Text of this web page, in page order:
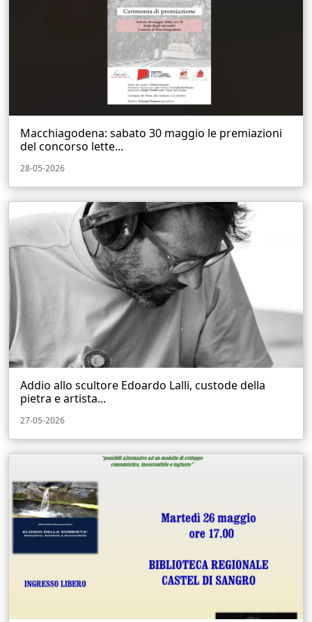
Macchiagodena: sabato 30 maggio le premiazioni
del concorso lette...
28-05-2026
Addio allo scultore Edoardo Lalli, custode della
pietra e artista...
27-05-2026